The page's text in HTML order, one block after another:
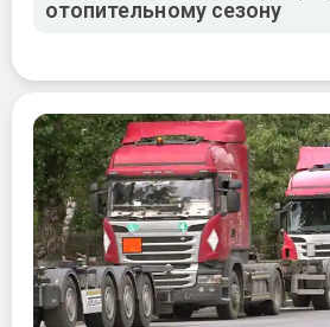
отопительному сезону